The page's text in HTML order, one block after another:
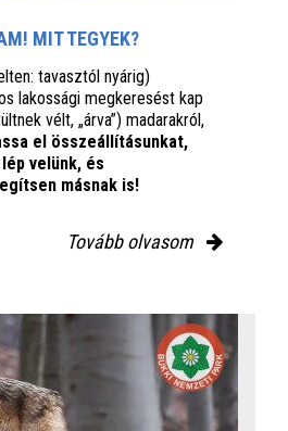
MIT TEGYEK?
tavasztól nyárig)
lakossági megkeresést kap
vélt, „árva”) madarakról,
el összeállításunkat,
velünk, és
másnak is!
Tovább olvasom